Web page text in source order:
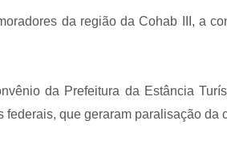
da região da Cohab III, a
da Prefeitura da Estância
que geraram paralisação da